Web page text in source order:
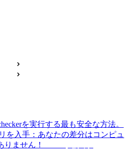
を実行する最も安全な方法。
を入手：あなたの差分はコンピュ
りません！